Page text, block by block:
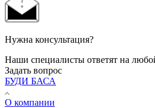
Нужна консультация?
Наши специалисты ответят на
Задать вопрос
БУДИ БАСА
О компании